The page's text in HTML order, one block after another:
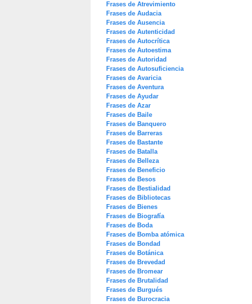
Frases de Atrevimiento
Frases de Audacia
Frases de Ausencia
Frases de Autenticidad
Frases de Autocrítica
Frases de Autoestima
Frases de Autoridad
Frases de Autosuficiencia
Frases de Avaricia
Frases de Aventura
Frases de Ayudar
Frases de Azar
Frases de Baile
Frases de Banquero
Frases de Barreras
Frases de Bastante
Frases de Batalla
Frases de Belleza
Frases de Beneficio
Frases de Besos
Frases de Bestialidad
Frases de Bibliotecas
Frases de Bienes
Frases de Biografía
Frases de Boda
Frases de Bomba atómica
Frases de Bondad
Frases de Botánica
Frases de Brevedad
Frases de Bromear
Frases de Brutalidad
Frases de Burgués
Frases de Burocracia